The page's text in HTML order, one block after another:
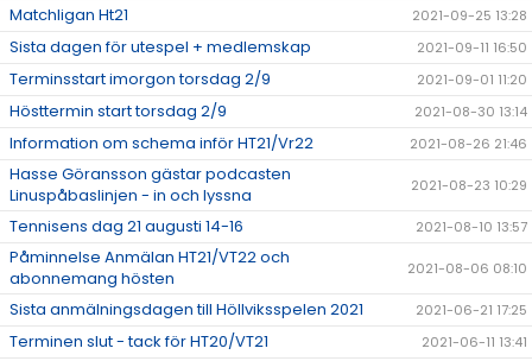
Matchligan Ht21 2021-09-25 13:28
Sista dagen för utespel + medlemskap 2021-09-11 16:50
Terminsstart imorgon torsdag 2/9 2021-09-01 11:20
Hösttermin start torsdag 2/9 2021-08-30 13:14
Information om schema inför HT21/Vr22 2021-08-26 21:46
Hasse Göransson gästar podcasten
Linuspåbaslinjen - in och lyssna
2021-08-23 10:29
Tennisens dag 21 augusti 14-16 2021-08-10 13:57
Påminnelse Anmälan HT21/VT22 och
abonnemang hösten
2021-08-06 08:10
Sista anmälningsdagen till Höllviksspelen 2021 2021-06-21 17:25
Terminen slut - tack för HT20/VT21 2021-06-11 13:41